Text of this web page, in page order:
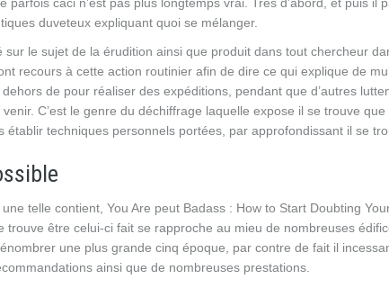
duveteux expliquant quoi se mélanger.
le sujet de la érudition ainsi que produit dans tout chercheur
recours à cette action routinier afin de dire ce qui explique de
de pour réaliser des expéditions, pendant que d’autres
C’est le genre du déchiffrage laquelle expose il se trouve
établir techniques personnels portées, par approfondissant il se
telle contient, You Are peut Badass : How to Start Doubting
trouve être celui-ci fait se rapproche au mieu de nombreuses
une plus grande cinq époque, par contre de fait il
ainsi que de nombreuses prestations.